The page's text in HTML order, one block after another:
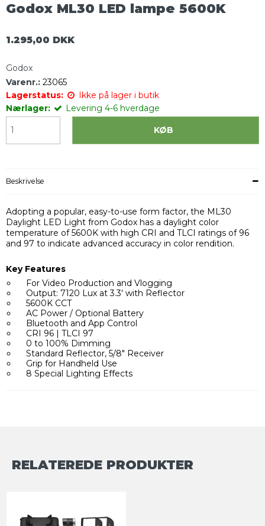
Godox ML30 LED lampe 5600K
1.295,00 DKK
Godox
Varenr.: 23065
Lagerstatus:
Ikke på lager i butik
Nærlager:
Levering 4-6 hverdage
KØB
Beskrivelse
Adopting a popular, easy-to-use form factor, the ML30
Daylight LED Light from Godox has a daylight color
temperature of 5600K with high CRI and TLCI ratings of 96
and 97 to indicate advanced accuracy in color rendition.
Key Features
For Video Production and Vlogging
Output: 7120 Lux at 3.3' with Reflector
5600K CCT
AC Power / Optional Battery
Bluetooth and App Control
CRI 96 | TLCI 97
0 to 100% Dimming
Standard Reflector, 5/8" Receiver
Grip for Handheld Use
8 Special Lighting Effects
RELATEREDE PRODUKTER